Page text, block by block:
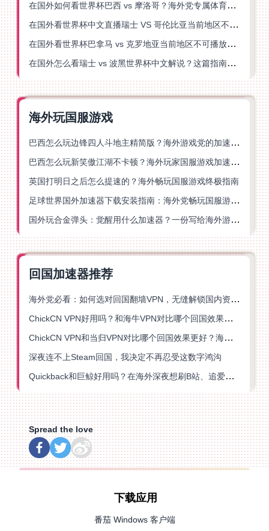
在国外如何看世界杯巴西 vs 摩洛哥？海外党专属体育观赛指南来了
在国外看世界杯中文直播瑞士 VS 哥伦比亚当前地区不可播放？这篇指南帮你搞定
在国外看世界杯巴拿马 vs 克罗地亚当前地区不可播放？这篇指南帮你轻松解决海外体育直播难题
在国外怎么看瑞士 vs 波黑世界杯中文解说？这篇指南帮你搞定所有地区限制问题
海外玩国服游戏
巴西怎么玩边锋四人斗地主精简版？海外游戏党的加速器终极选择
巴西怎么玩新笑傲江湖不卡顿？海外玩家国服游戏加速终极指南（附猫和老鼠一梦江湖实测）
英国打明日之后怎么提速的？海外畅玩国服游戏终极指南
足球世界国外加速器下载安装指南：海外党畅玩国服游戏的终极解决方案
国外玩合金弹头：觉醒用什么加速器？一份写给海外游子的畅玩指南
回国加速器推荐
海外党必看：如何选对回国翻墙VPN，无缝解锁国内资源？
ChickCN VPN好用吗？和海牛VPN对比哪个回国效果更好？
ChickCN VPN和当归VPN对比哪个回国效果更好？海外党亲测后选了它
深夜连不上Steam回国，我决定不再忍受这数字鸿沟
Quickback和巨鲸好用吗？在海外深夜想刷B站、追爱奇艺的你，或许正需要这份答案
Spread the love
下载应用
番茄 Windows 客户端